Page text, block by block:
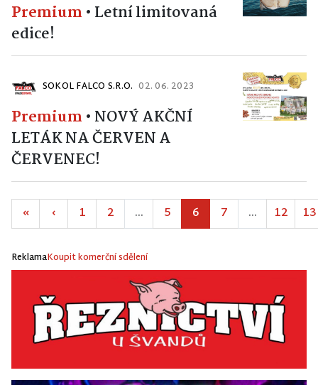
Premium • Letní limitovaná
edice!
SOKOL FALCO S.R.O. 02. 06. 2023
Premium • NOVÝ AKČNÍ
LETÁK NA ČERVEN A
ČERVENEC!
« ‹ 1 2 ... 5 6 7 ... 12 13
ReklamaKoupit komerční sdělení